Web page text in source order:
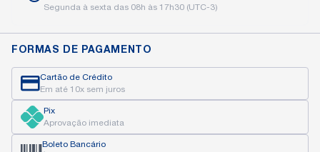
Segunda à sexta das 08h às 17h30 (UTC-3)
FORMAS DE PAGAMENTO
Cartão de Crédito
Em até 10x sem juros
Pix
Aprovação imediata
Boleto Bancário